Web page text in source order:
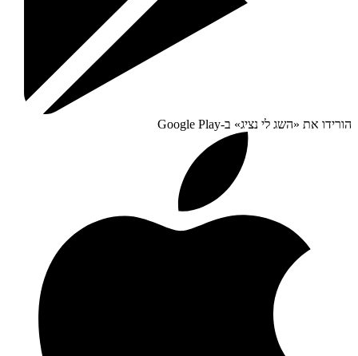
הורידו את «השג לי נציג» ב-Google Play